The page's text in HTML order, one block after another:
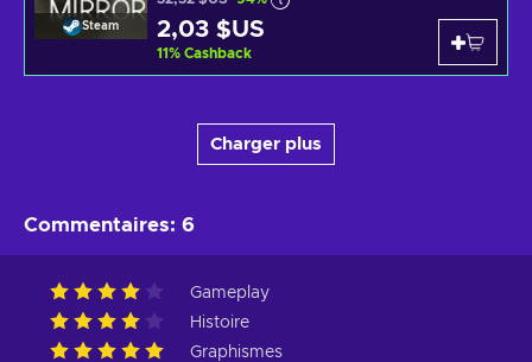
Steam 2,03 $US
11% Cashback
Charger plus
Commentaires: 6
Gameplay
Histoire
Graphismes